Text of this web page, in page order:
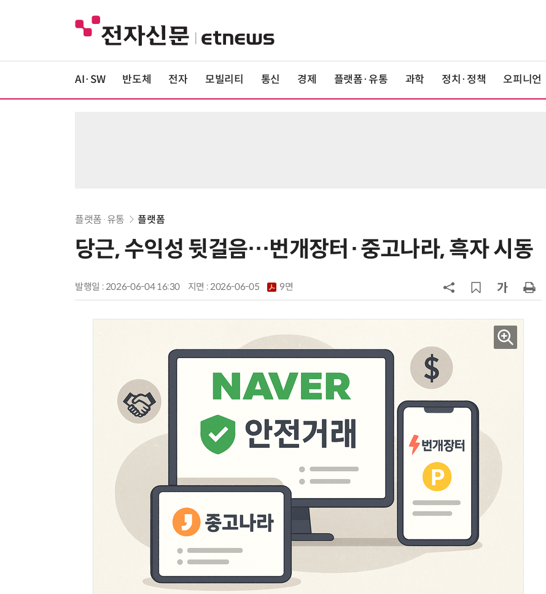
AI·SW 반도체 전자 모빌리티 통신 경제 플랫폼·유통 과학 정치·정책 오피니언
플랫폼·유통 플랫폼
당근, 수익성 뒷걸음…번개장터·중고나라, 흑자 시동
발행일 : 2026-06-04 16:30 지면 :2026-06-05 9면
6
“찰떡같이 알아듣네”…카카오, '카나
쿠팡Inc, 상반기 영업적자 1.2조 육
카카오, 역대 최대 분기 실적…카톡
에 쿠팡이츠 연동해 주문부터 결제까
지
“쿠팡, 7월 결제액 6조1100억 '역대
최대'…쿠팡이츠도 신기록”
우유 감산 협상 8월 말로 연장…산정
기준 놓고 '평행선'